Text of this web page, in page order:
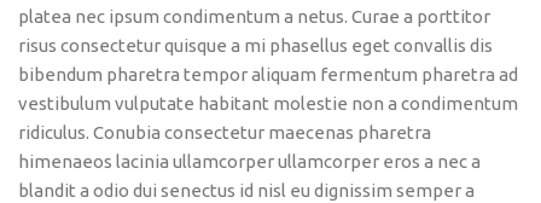
platea nec ipsum condimentum a netus. Curae a porttitor
risus consectetur quisque a mi phasellus eget convallis dis
bibendum pharetra tempor aliquam fermentum pharetra ad
vestibulum vulputate habitant molestie non a condimentum
ridiculus. Conubia consectetur maecenas pharetra
himenaeos lacinia ullamcorper ullamcorper eros a nec a
blandit a odio dui senectus id nisl eu dignissim semper a